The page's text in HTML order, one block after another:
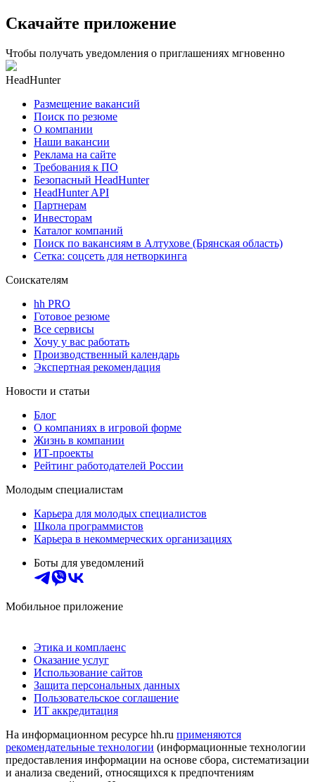
Скачайте приложение
Чтобы получать уведомления о приглашениях мгновенно
HeadHunter
Размещение вакансий
Поиск по резюме
О компании
Наши вакансии
Реклама на сайте
Требования к ПО
Безопасный HeadHunter
HeadHunter API
Партнерам
Инвесторам
Каталог компаний
Поиск по вакансиям в Алтухове (Брянская область)
Сетка: соцсеть для нетворкинга
Соискателям
hh PRO
Готовое резюме
Все сервисы
Хочу у вас работать
Производственный календарь
Экспертная рекомендация
Новости и статьи
Блог
О компаниях в игровой форме
Жизнь в компании
ИТ-проекты
Рейтинг работодателей России
Молодым специалистам
Карьера для молодых специалистов
Школа программистов
Карьера в некоммерческих организациях
Боты для уведомлений
Мобильное приложение
Этика и комплаенс
Оказание услуг
Использование сайтов
Защита персональных данных
Пользовательское соглашение
ИТ аккредитация
На информационном ресурсе hh.ru применяются
рекомендательные технологии (информационные технологии
предоставления информации на основе сбора, систематизации
и анализа сведений, относящихся к предпочтениям